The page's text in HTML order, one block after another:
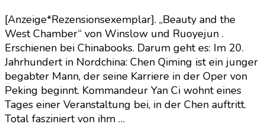
[Anzeige*Rezensionsexemplar]. „Beauty and the
West Chamber“ von Winslow und Ruoyejun .
Erschienen bei Chinabooks. Darum geht es: Im 20.
Jahrhundert in Nordchina: Chen Qiming ist ein junger
begabter Mann, der seine Karriere in der Oper von
Peking beginnt. Kommandeur Yan Ci wohnt eines
Tages einer Veranstaltung bei, in der Chen auftritt.
Total fasziniert von ihm …